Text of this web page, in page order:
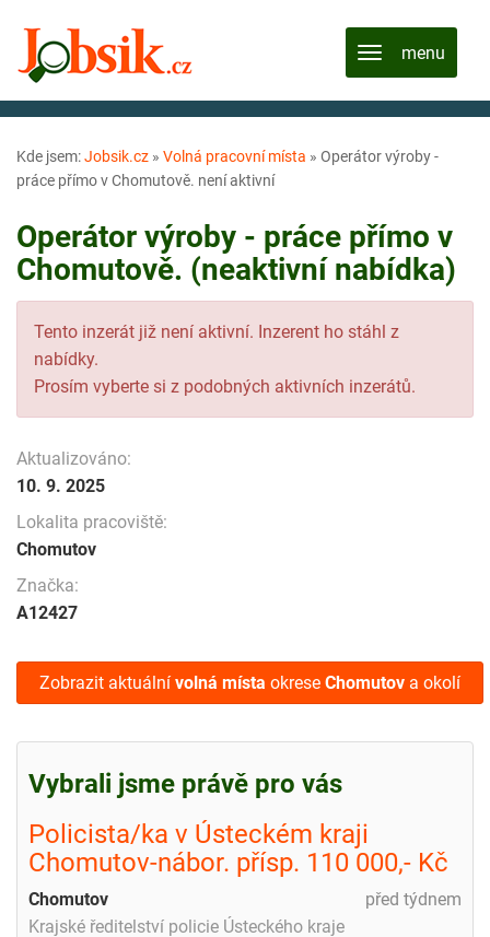
Kde jsem:Jobsik.cz » Volná pracovní místa » Operátor výroby -
práce přímo v Chomutově. není aktivní
Operátor výroby - práce přímo v
Chomutově. (neaktivní nabídka)
Tento inzerát již není aktivní. Inzerent ho stáhl z
nabídky.
Prosím vyberte si z podobných aktivních inzerátů.
Aktualizováno:
10. 9. 2025
Lokalita pracoviště:
Chomutov
Značka:
A12427
Zobrazit aktuální volná místa okrese Chomutov a okolí
Vybrali jsme právě pro vás
Policista/ka v Ústeckém kraji
Chomutov-nábor. přísp. 110 000,- Kč
před týdnem
Chomutov
Krajské ředitelství policie Ústeckého kraje